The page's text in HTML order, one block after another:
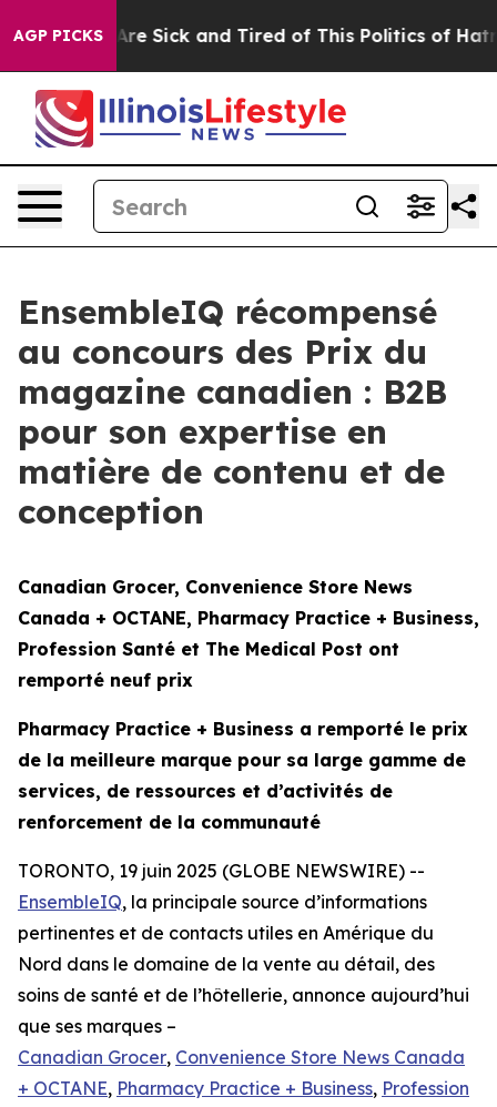
AGP PICKSAre Sick and Tired of This Politics of Hatred”
EnsembleIQ récompensé
au concours des Prix du
magazine canadien : B2B
pour son expertise en
matière de contenu et de
conception
Canadian Grocer, Convenience Store News
Canada + OCTANE, Pharmacy Practice + Business,
Profession Santé et The Medical Post ont
remporté neuf prix
Pharmacy Practice + Business a remporté le prix
de la meilleure marque pour sa large gamme de
services, de ressources et d’activités de
renforcement de la communauté
TORONTO, 19 juin 2025 (GLOBE NEWSWIRE) --
EnsembleIQ, la principale source d’informations
pertinentes et de contacts utiles en Amérique du
Nord dans le domaine de la vente au détail, des
soins de santé et de l’hôtellerie, annonce aujourd’hui
que ses marques –
Canadian Grocer, Convenience Store News Canada
+ OCTANE, Pharmacy Practice + Business, Profession